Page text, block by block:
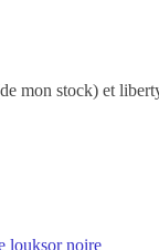
mon stock) et